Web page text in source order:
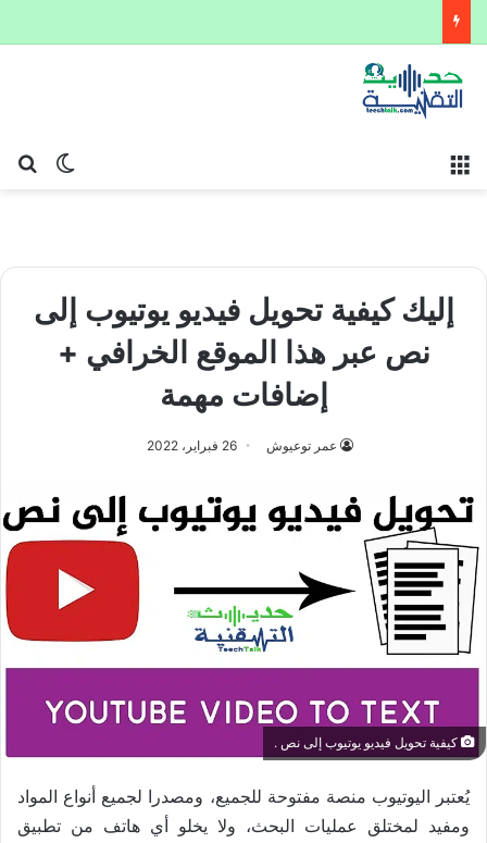
الوضع
إليك كيفية تحويل فيديو يوتيوب إلى
نص عبر هذا الموقع الخرافي +
إضافات مهمة
عمر توعيوش 26 فبراير، 2022
كيفية تحويل فيديو يوتيوب إلى نص .
يُعتبر اليوتيوب منصة مفتوحة للجميع، ومصدرا لجميع أنواع المواد
ومفيد لمختلق عمليات البحث، ولا يخلو أي هاتف من تطبيق